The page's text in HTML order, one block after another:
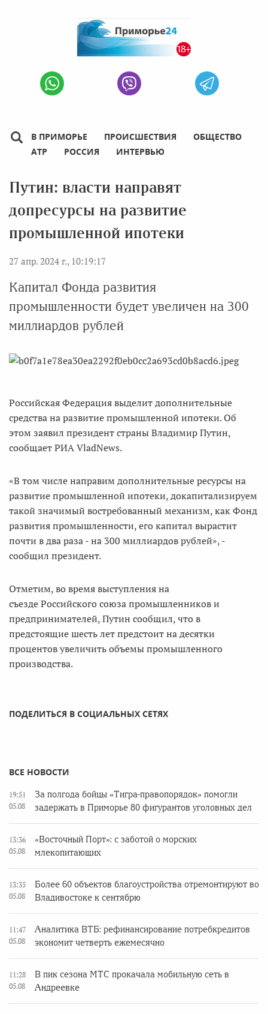
В ПРИМОРЬЕ ПРОИСШЕСТВИЯ
ОБЩЕСТВО
АТР
РОССИЯ ИНТЕРВЬЮ
Путин: власти направят
допресурсы на развитие
промышленной ипотеки
27 апр. 2024 г., 10:19:17
Капитал Фонда развития
промышленности будет увеличен на 300
миллиардов рублей
Российская Федерация выделит дополнительные
средства на развитие промышленной ипотеки. Об
этом заявил президент страны Владимир Путин,
сообщает РИА VladNews.
«В том числе направим дополнительные ресурсы на
развитие промышленной ипотеки, докапитализируем
такой значимый востребованный механизм, как Фонд
развития промышленности, его капитал вырастит
почти в два раза - на 300 миллиардов рублей», -
сообщил президент.
Отметим, во время выступления на
съезде Российского союза промышленников и
предпринимателей, Путин сообщил, что в
предстоящие шесть лет предстоит на десятки
процентов увеличить объемы промышленного
производства.
ПОДЕЛИТЬСЯ В СОЦИАЛЬНЫХ СЕТЯХ
ВСЕ НОВОСТИ
19:51
05.08
За полгода бойцы «Тигра-правопорядок» помогли
задержать в Приморье 80 фигурантов уголовных дел
13:36
05.08
«Восточный Порт»: с заботой о морских
млекопитающих
13:35
05.08
Более 60 объектов благоустройства отремонтируют во
Владивостоке к сентябрю
11:47
05.08
Аналитика ВТБ: рефинансирование потребкредитов
экономит четверть ежемесячно
11:28
05.08
В пик сезона МТС прокачала мобильную сеть в
Андреевке